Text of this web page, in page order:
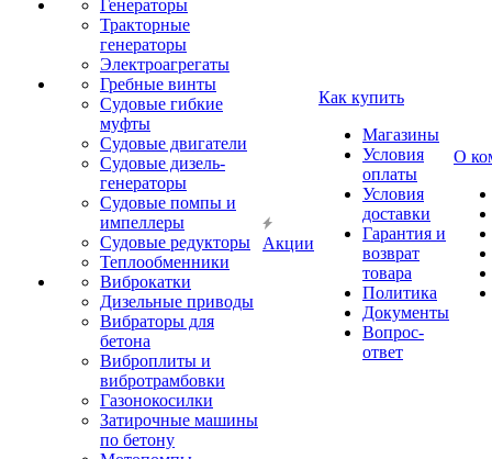
Генераторы
Тракторные
генераторы
Электроагрегаты
Гребные винты
Судовые гибкие
муфты
Судовые двигатели
Судовые дизель-
генераторы
Судовые помпы и
импеллеры
Судовые редукторы
Теплообменники
Виброкатки
Дизельные приводы
Вибраторы для
бетона
Виброплиты и
вибротрамбовки
Газонокосилки
Затирочные машины
по бетону
Акции
Как купить
Магазины
Условия
оплаты
Условия
доставки
Гарантия и
возврат
товара
Политика
Документы
Вопрос-
ответ
О